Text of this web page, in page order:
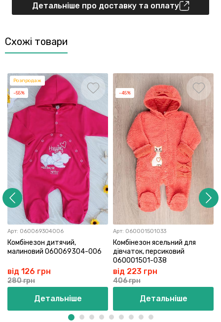
Детальніше про доставку та оплату
Схожі товари
Розпродаж
-55%
Арт: 060069304006
Комбінезон дитячий,
малиновий 060069304-006
від 126 грн
280 грн
Детальніше
-45%
Арт: 060001501033
Комбінезон ясельний для
дівчаток, персиковий
060001501-038
від 223 грн
406 грн
Детальніше